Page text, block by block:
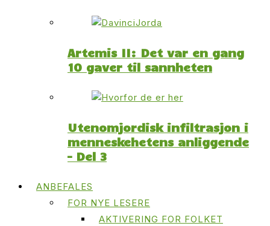
Artemis II: Det var en gang
10 gaver til sannheten
Utenomjordisk infiltrasjon i
menneskehetens anliggende
– Del 3
ANBEFALES
FOR NYE LESERE
AKTIVERING FOR FOLKET